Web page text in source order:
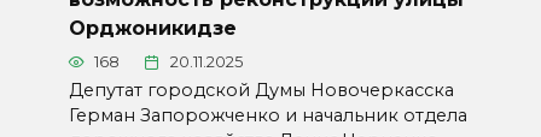
Орджоникидзе
168 20.11.2025
Депутат городской Думы Новочеркасска
Герман Запорожченко и начальник отдела